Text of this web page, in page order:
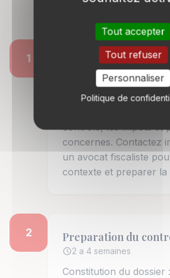
fiscal & contentieux a
1 Reception de l'avis
J+0 a J+2
L'administration
controle, les impots et
concernes. Contactez
un avocat fiscaliste
contexte et preparer la
2 Preparation du
2 a 4 semaines
Constitution du dossier :
Tout accepter
Tout refuser
Personnaliser
Politique de